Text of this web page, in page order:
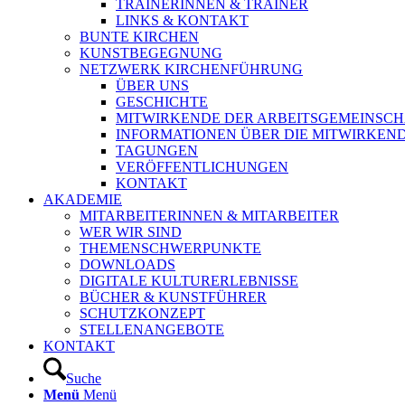
TRAINERINNEN & TRAINER
LINKS & KONTAKT
BUNTE KIRCHEN
KUNSTBEGEGNUNG
NETZWERK KIRCHENFÜHRUNG
ÜBER UNS
GESCHICHTE
MITWIRKENDE DER
INFORMATIONEN ÜBER DIE
TAGUNGEN
VERÖFFENTLICHUNGEN
KONTAKT
AKADEMIE
MITARBEITERINNEN & MITARBEITER
WER WIR SIND
THEMENSCHWERPUNKTE
DOWNLOADS
DIGITALE KULTURERLEBNISSE
BÜCHER & KUNSTFÜHRER
SCHUTZKONZEPT
STELLENANGEBOTE
KONTAKT
Suche
Menü Menü